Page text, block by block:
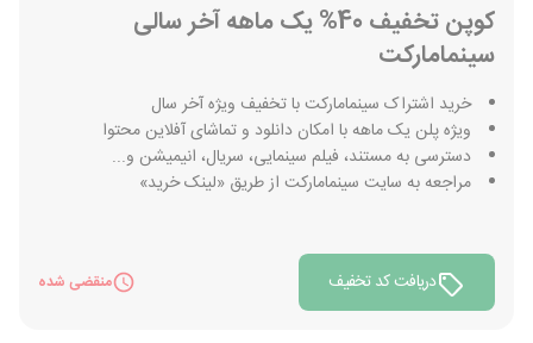
کوپن تخفیف 40% یک ماهه آخر سالی
سینمامارکت
خرید اشتراک سینمامارکت با تخفیف ویژه آخر سال
ویژه پلن یک ماهه با امکان دانلود و تماشای آفلاین محتوا
دسترسی به مستند، فیلم سینمایی، سریال، انیمیشن و...
مراجعه به سایت سینمامارکت از طریق «لینک خرید»
دریافت کد تخفیف منقضی شده